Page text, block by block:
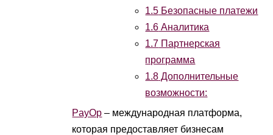
1.5 Безопасные платежи
1.6 Аналитика
1.7 Партнерская
программа
1.8 Дополнительные
возможности:
PayOp – международная платформа,
которая предоставляет бизнесам